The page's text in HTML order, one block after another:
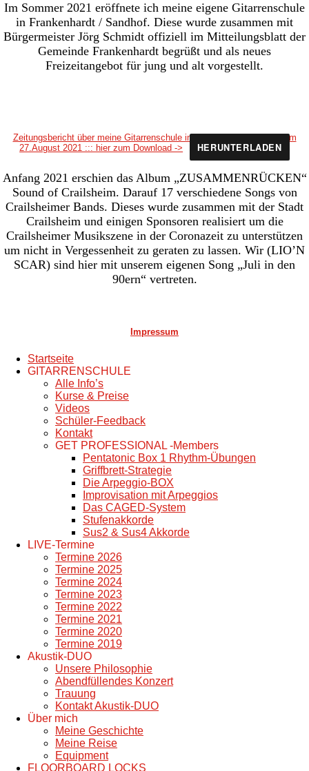
Im Sommer 2021 eröffnete ich meine eigene Gitarrenschule
in Frankenhardt / Sandhof. Diese wurde zusammen mit
Bürgermeister Jörg Schmidt offiziell im Mitteilungsblatt der
Gemeinde Frankenhardt begrüßt und als neues
Freizeitangebot für jung und alt vorgestellt.
Zeitungsbericht über meine Gitarrenschule im Hohenloher-Tagblatt vom
27.August 2021 ::: hier zum Download ->
HERUNTERLADEN
Anfang 2021 erschien das Album „ZUSAMMENRÜCKEN“
Sound of Crailsheim. Darauf 17 verschiedene Songs von
Crailsheimer Bands. Dieses wurde zusammen mit der Stadt
Crailsheim und einigen Sponsoren realisiert um die
Crailsheimer Musikszene in der Coronazeit zu unterstützen
um nicht in Vergessenheit zu geraten zu lassen. Wir (LIO’N
SCAR) sind hier mit unserem eigenen Song „Juli in den
90ern“ vertreten.
Impressum
Startseite
GITARRENSCHULE
Alle Info’s
Kurse & Preise
Videos
Schüler-Feedback
Kontakt
GET PROFESSIONAL -Members
Pentatonic Box 1 Rhythm-Übungen
Griffbrett-Strategie
Die Arpeggio-BOX
Improvisation mit Arpeggios
Das CAGED-System
Stufenakkorde
Sus2 & Sus4 Akkorde
LIVE-Termine
Termine 2026
Termine 2025
Termine 2024
Termine 2023
Termine 2022
Termine 2021
Termine 2020
Termine 2019
Akustik-DUO
Unsere Philosophie
Abendfüllendes Konzert
Trauung
Kontakt Akustik-DUO
Über mich
Meine Geschichte
Meine Reise
Equipment
FLOORBOARD LOCKS